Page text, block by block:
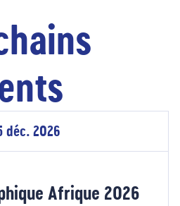
déc. 2026
Afrique 2026